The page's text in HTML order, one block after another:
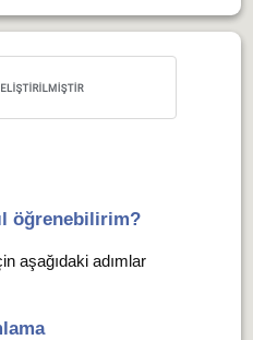
öğrenebilirim?
aşağıdaki adımlar